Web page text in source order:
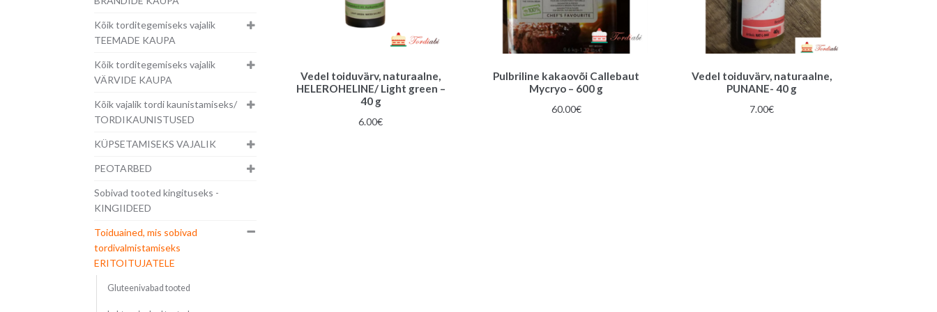
Vedel toiduvärv, naturaalne,
HELEROHELINE/ Light green –
40 g
6.00€
Pulbriline kakaovõi Callebaut
Mycryo – 600 g
60.00€
Vedel toiduvärv, naturaalne,
PUNANE- 40 g
7.00€
Kõik torditegemiseks vajalik
TEEMADE KAUPA
Kõik torditegemiseks vajalik
VÄRVIDE KAUPA
Kõik vajalik tordi kaunistamiseks/
TORDIKAUNISTUSED
KÜPSETAMISEKS VAJALIK
PEOTARBED
Sobivad tooted kingituseks -
KINGIIDEED
Toiduained, mis sobivad
tordivalmistamiseks
ERITOITUJATELE
Gluteenivabad tooted